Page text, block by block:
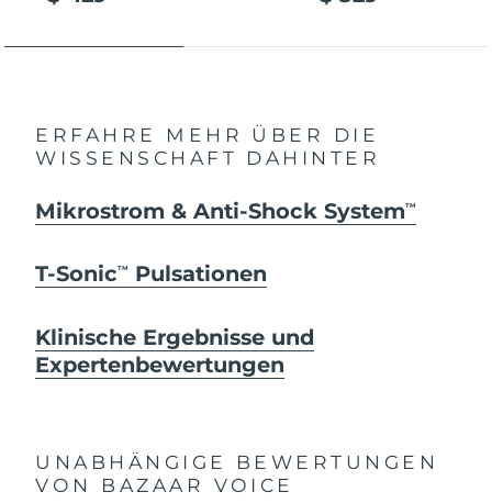
ERFAHRE MEHR ÜBER DIE
WISSENSCHAFT DAHINTER
Mikrostrom & Anti-Shock SystemTM
T-SonicTM Pulsationen
Klinische Ergebnisse und
Expertenbewertungen
UNABHÄNGIGE BEWERTUNGEN
VON BAZAAR VOICE